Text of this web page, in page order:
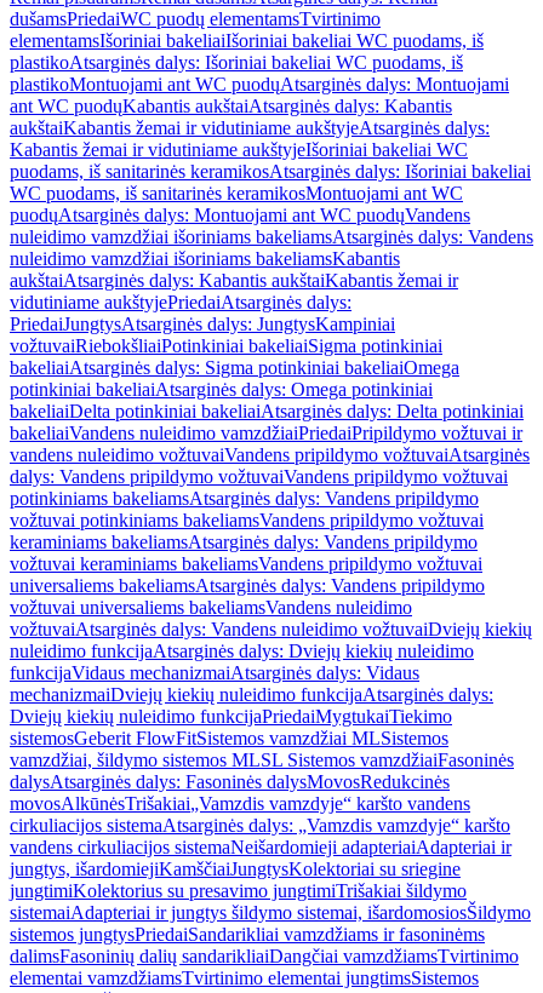
dušamsPriedaiWC puodų elementamsTvirtinimo
elementamsIšoriniai bakeliaiIšoriniai bakeliai WC puodams, iš
plastikoAtsarginės dalys: Išoriniai bakeliai WC puodams, iš
plastikoMontuojami ant WC puodųAtsarginės dalys: Montuojami
ant WC puodųKabantis aukštaiAtsarginės dalys: Kabantis
aukštaiKabantis žemai ir vidutiniame aukštyjeAtsarginės dalys:
Kabantis žemai ir vidutiniame aukštyjeIšoriniai bakeliai WC
puodams, iš sanitarinės keramikosAtsarginės dalys: Išoriniai bakeliai
WC puodams, iš sanitarinės keramikosMontuojami ant WC
puodųAtsarginės dalys: Montuojami ant WC puodųVandens
nuleidimo vamzdžiai išoriniams bakeliamsAtsarginės dalys: Vandens
nuleidimo vamzdžiai išoriniams bakeliamsKabantis
aukštaiAtsarginės dalys: Kabantis aukštaiKabantis žemai ir
vidutiniame aukštyjePriedaiAtsarginės dalys:
PriedaiJungtysAtsarginės dalys: JungtysKampiniai
vožtuvaiRiebokšliaiPotinkiniai bakeliaiSigma potinkiniai
bakeliaiAtsarginės dalys: Sigma potinkiniai bakeliaiOmega
potinkiniai bakeliaiAtsarginės dalys: Omega potinkiniai
bakeliaiDelta potinkiniai bakeliaiAtsarginės dalys: Delta potinkiniai
bakeliaiVandens nuleidimo vamzdžiaiPriedaiPripildymo vožtuvai ir
vandens nuleidimo vožtuvaiVandens pripildymo vožtuvaiAtsarginės
dalys: Vandens pripildymo vožtuvaiVandens pripildymo vožtuvai
potinkiniams bakeliamsAtsarginės dalys: Vandens pripildymo
vožtuvai potinkiniams bakeliamsVandens pripildymo vožtuvai
keraminiams bakeliamsAtsarginės dalys: Vandens pripildymo
vožtuvai keraminiams bakeliamsVandens pripildymo vožtuvai
universaliems bakeliamsAtsarginės dalys: Vandens pripildymo
vožtuvai universaliems bakeliamsVandens nuleidimo
vožtuvaiAtsarginės dalys: Vandens nuleidimo vožtuvaiDviejų kiekių
nuleidimo funkcijaAtsarginės dalys: Dviejų kiekių nuleidimo
funkcijaVidaus mechanizmaiAtsarginės dalys: Vidaus
mechanizmaiDviejų kiekių nuleidimo funkcijaAtsarginės dalys:
Dviejų kiekių nuleidimo funkcijaPriedaiMygtukaiTiekimo
sistemosGeberit FlowFitSistemos vamzdžiai MLSistemos
vamzdžiai, šildymo sistemos MLSL Sistemos vamzdžiaiFasoninės
dalysAtsarginės dalys: Fasoninės dalysMovosRedukcinės
movosAlkūnėsTrišakiai„Vamzdis vamzdyje“ karšto vandens
cirkuliacijos sistemaAtsarginės dalys: „Vamzdis vamzdyje“ karšto
vandens cirkuliacijos sistemaNeišardomieji adapteriaiAdapteriai ir
jungtys, išardomiejiKamščiaiJungtysKolektoriai su sriegine
jungtimiKolektorius su presavimo jungtimiTrišakiai šildymo
sistemaiAdapteriai ir jungtys šildymo sistemai, išardomosiosŠildymo
sistemos jungtysPriedaiSandarikliai vamzdžiams ir fasoninėms
dalimsFasoninių dalių sandarikliaiDangčiai vamzdžiamsTvirtinimo
elementai vamzdžiamsTvirtinimo elementai jungtimsSistemos